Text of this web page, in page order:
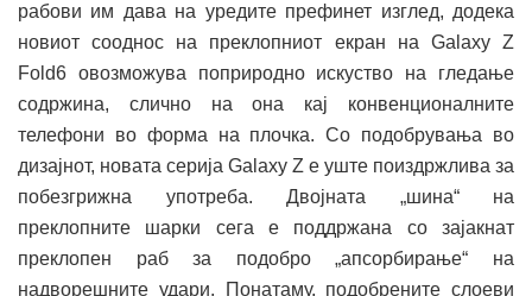
рабови им дава на уредите префинет изглед, додека
новиот сооднос на преклопниот екран на Galaxy Z
Fold6 овозможува поприродно искуство на гледање
содржина, слично на она кај конвенционалните
телефони во форма на плочка. Со подобрувања во
дизајнот, новата серија Galaxy Z е уште поиздржлива за
побезгрижна употреба. Двојната „шина“ на
преклопните шарки сега е поддржана со зајакнат
преклопен раб за подобро „апсорбирање“ на
надворешните удари. Понатаму, подобрените слоеви